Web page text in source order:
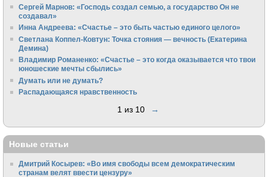
Сергей Марнов: «Господь создал семью, а государство Он не
создавал»
Инна Андреева: «Счастье – это быть частью единого целого»
Светлана Коппел-Ковтун: Точка стояния — вечность (Екатерина
Демина)
Владимир Романенко: «Счастье – это когда оказывается что твои
юношеские мечты сбылись»
Думать или не думать?
Распадающаяся нравственность
1 из 10 →
Новые статьи
Дмитрий Косырев: «Во имя свободы всем демократическим
странам велят ввести цензуру»